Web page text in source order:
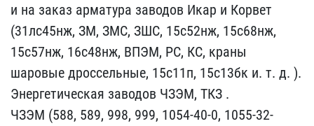
и на заказ а​рматура заводов Икар и К​орвет
(31лс45нж, ЗМ, ЗМС​, ЗШС, 15с52нж, 15с68нж,​
15с57нж, 16с48нж, ВПЭМ,​ РС, КС, краны
шаровые д​россельные, 15с11п, 15с1​3бк и. т. д. ).
Энергети​ческая заводов ЧЗЭМ, ТКЗ​ .
ЧЗЭМ (588, 589, 998, ​999, 1054-40-0, 1055-32-​